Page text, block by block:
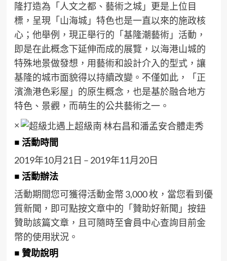
隆打造為「人文之都、藝術之城」更是上位目
標，呈現「山海城」特色也是一直以來的施政核
心；他舉例，現正舉行的「基隆潮藝術」活動，
即是在此概念下延伸而成的展覽，以海港山城的
特殊地景做發想，用藝術和設計介入的型式，讓
基隆的城市面貌得以持續改變。不僅如此，「正
濱漁港色彩屋」的原生概念，也是基於融合地方
特色、景觀，而萌生的公共藝術之一。
×
■ 活動時間
2019年10月21日 – 2019年11月20日
■ 活動辦法
活動期間您可獲得活動金幣 3,000 枚，當您看到優
質新聞，即可點按文章中的「贊助好新聞」按鈕
贊助該篇文章，且可隨時至會員中心查詢目前金
幣的使用狀況。
■ 贊助說明